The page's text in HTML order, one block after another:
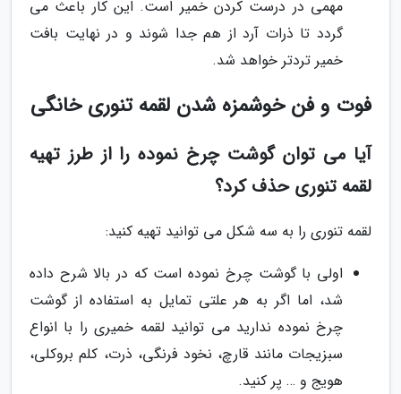
مهمی در درست کردن خمیر است. این کار باعث می
گردد تا ذرات آرد از هم جدا شوند و در نهایت بافت
خمیر تردتر خواهد شد.
فوت و فن خوشمزه شدن لقمه تنوری خانگی
آیا می توان گوشت چرخ نموده را از طرز تهیه
لقمه تنوری حذف کرد؟
لقمه تنوری را به سه شکل می توانید تهیه کنید:
اولی با گوشت چرخ نموده است که در بالا شرح داده
شد، اما اگر به هر علتی تمایل به استفاده از گوشت
چرخ نموده ندارید می توانید لقمه خمیری را با انواع
سبزیجات مانند قارچ، نخود فرنگی، ذرت، کلم بروکلی،
هویج و … پر کنید.